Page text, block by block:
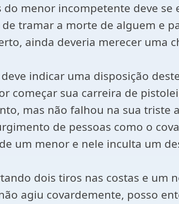
menor incompetente deve
tramar a morte de alguem e
ainda deveria merecer uma
indicar uma disposição
começar sua carreira de
mas não falhou na sua triste
de pessoas como o
um menor e nele inculta um
dois tiros nas costas e um
agiu covardemente, posso